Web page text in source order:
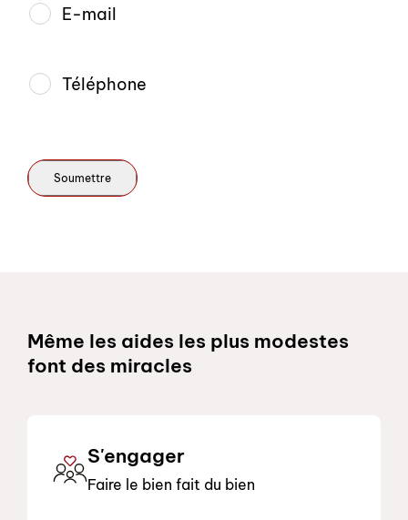
E-mail
Téléphone
Même les aides les plus modestes
font des miracles
S'engager
Faire le bien fait du bien